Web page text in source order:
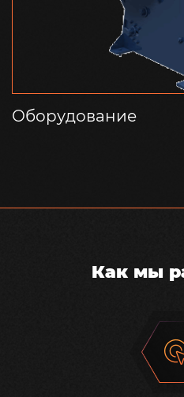
Оборудование
Как мы